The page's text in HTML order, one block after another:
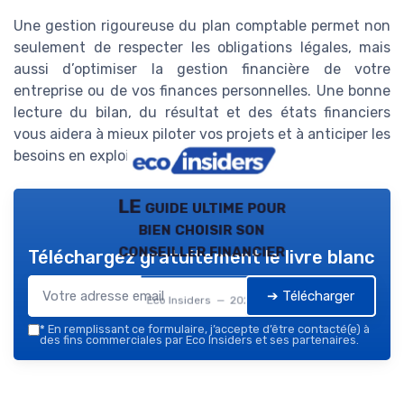
Une gestion rigoureuse du plan comptable permet non
seulement de respecter les obligations légales, mais
aussi d’optimiser la gestion financière de votre
entreprise ou de vos finances personnelles. Une bonne
lecture du bilan, du résultat et des états financiers
vous aidera à mieux piloter vos projets et à anticiper les
besoins en exploitation gestion.
LE guide ultime pour
bien choisir son
conseiller financier
Eco Insiders — 2026
Téléchargez gratuitement le livre blanc
➔ Télécharger
* En remplissant ce formulaire, j’accepte d’être contacté(e) à
des fins commerciales par Eco Insiders et ses partenaires.